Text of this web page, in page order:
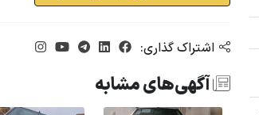
اشتراک گذاری:
آگهی‌های مشابه